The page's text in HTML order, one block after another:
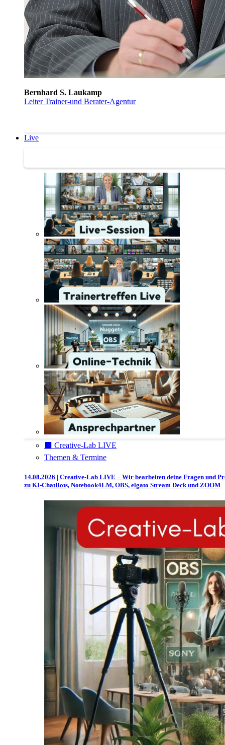
Bernhard S. Laukamp
Leiter Trainer-und Berater-Agentur
Live
⬛️ Creative-Lab LIVE
Themen & Termine
14.08.2026 | Creative-Lab LIVE – Wir bearbeiten deine Fragen und
zu KI-ChatBots, Notebook4LM, OBS, elgato Stream Deck und ZOOM